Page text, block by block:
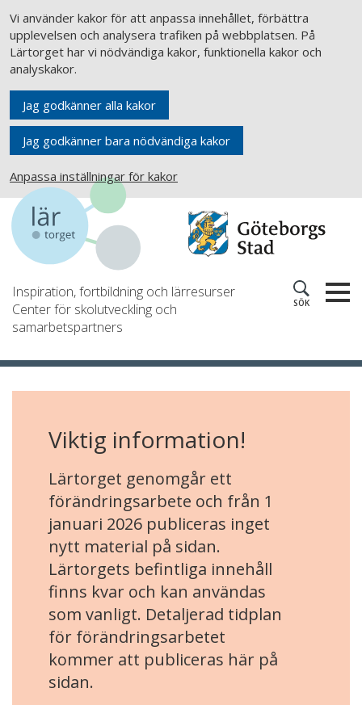
Vi använder kakor för att anpassa innehållet, förbättra
upplevelsen och analysera trafiken på webbplatsen. På
Lärtorget har vi nödvändiga kakor, funktionella kakor och
analyskakor.
Jag godkänner alla kakor
Jag godkänner bara nödvändiga kakor
Anpassa inställningar för kakor
Inspiration, fortbildning och lärresurser
Center för skolutveckling och
samarbetspartners
SÖK
Viktig information!
Lärtorget genomgår ett
förändringsarbete och från 1
januari 2026 publiceras inget
nytt material på sidan.
Lärtorgets befintliga innehåll
finns kvar och kan användas
som vanligt. Detaljerad tidplan
för förändringsarbetet
kommer att publiceras här på
sidan.